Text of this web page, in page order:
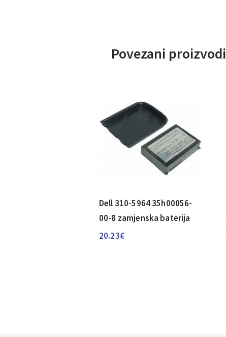
Povezani proizvodi
Dell 310-5964 35h00056-
00-8 zamjenska baterija
20.23€